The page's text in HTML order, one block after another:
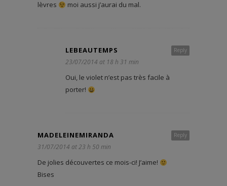
lèvres
moi aussi j’aurai du mal.
Reply
LEBEAUTEMPS
23/07/2014 at 18 h 31 min
Oui, le violet n’est pas très facile à
porter!
Reply
MADELEINEMIRANDA
31/07/2014 at 23 h 50 min
De jolies découvertes ce mois-ci! J’aime!
Bises